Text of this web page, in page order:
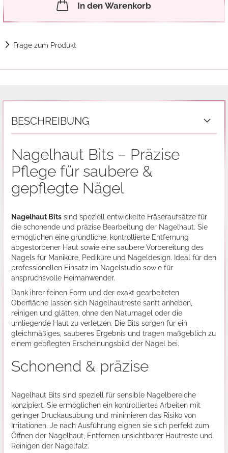
In den Warenkorb
Frage zum Produkt
BESCHREIBUNG
Nagelhaut Bits – Präzise
Pflege für saubere &
gepflegte Nägel
Nagelhaut Bits sind speziell entwickelte Fräseraufsätze für
die schonende und präzise Bearbeitung der Nagelhaut. Sie
ermöglichen eine gründliche, kontrollierte Entfernung
abgestorbener Haut sowie eine saubere Vorbereitung des
Nagels für Maniküre, Pediküre und Nageldesign. Ideal für den
professionellen Einsatz im Nagelstudio sowie für
anspruchsvolle Heimanwender.
Dank ihrer feinen Form und der exakt gearbeiteten
Oberfläche lassen sich Nagelhautreste sanft anheben,
reinigen und glätten, ohne den Naturnagel oder die
umliegende Haut zu verletzen. Die Bits sorgen für ein
gleichmäßiges, sauberes Ergebnis und tragen maßgeblich zu
einem gepflegten Erscheinungsbild der Nägel bei.
Schonend & präzise
Nagelhaut Bits sind speziell für sensible Nagelbereiche
konzipiert. Sie ermöglichen ein kontrolliertes Arbeiten mit
geringer Druckausübung und minimieren das Risiko von
Irritationen. Je nach Ausführung eignen sie sich perfekt zum
Öffnen der Nagelhaut, Entfernen unsichtbarer Hautreste und
Reinigen der Nagelfalz.